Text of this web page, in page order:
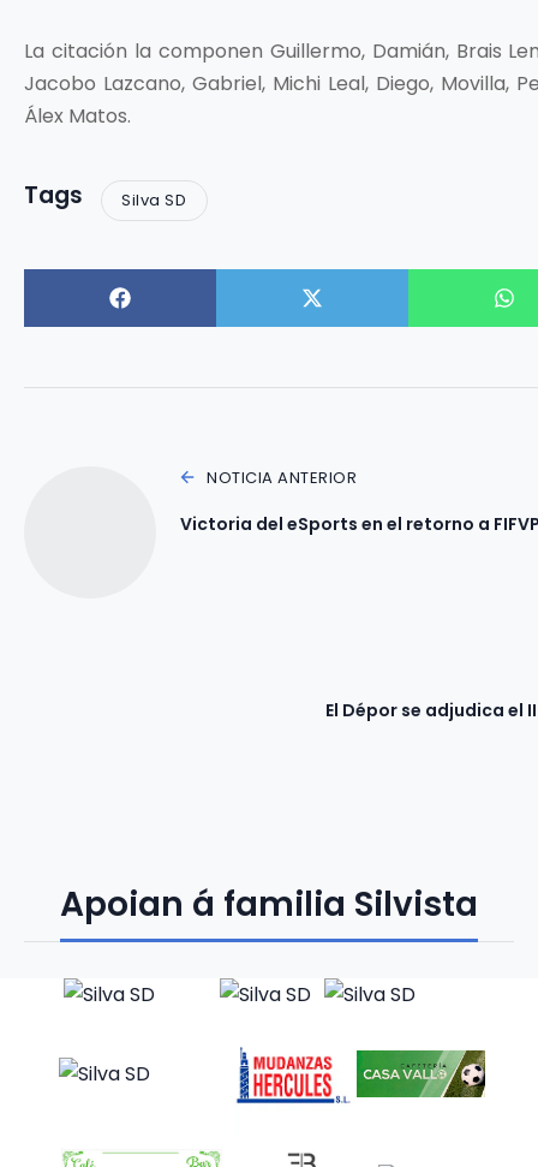
La citación la componen Guillermo, Damián, Brais
Jacobo Lazcano, Gabriel, Michi Leal, Diego, Movilla,
Álex Matos.
Tags Silva SD
NOTICIA ANTERIOR
Victoria del eSports en el retorno a
El Dépor se adjudica
Apoian á familia Silvista